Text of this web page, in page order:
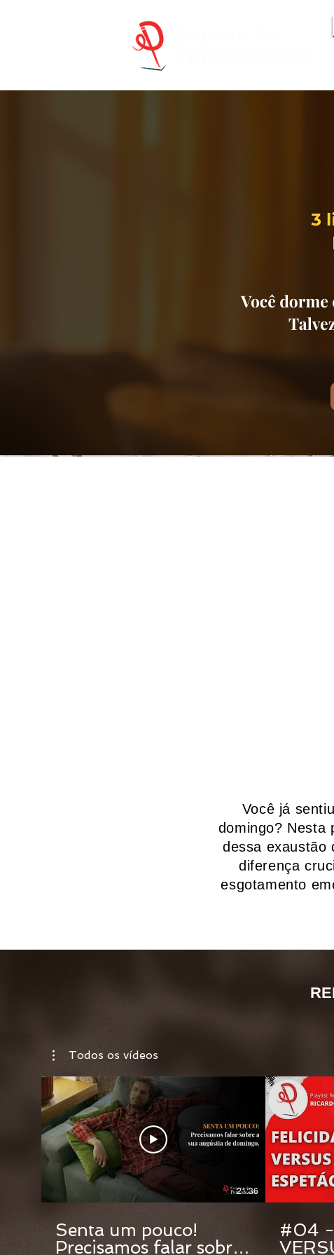
Você já
domingo? Nesta
dessa exaustão
diferença
esgotamento
Todos os vídeos
21:36
Senta um pouco!
Precisamos falar sobre
#04 -